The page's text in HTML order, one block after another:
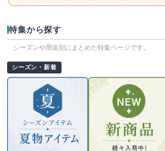
特集から探す
シーズンや用途別にまとめた特集ページです。
シーズン・新着